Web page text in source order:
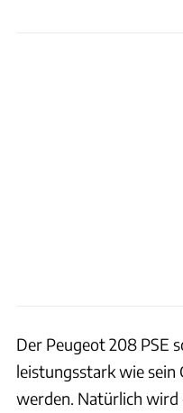
Der Peugeot 208 PSE
leistungsstark wie
werden. Natürlich wird